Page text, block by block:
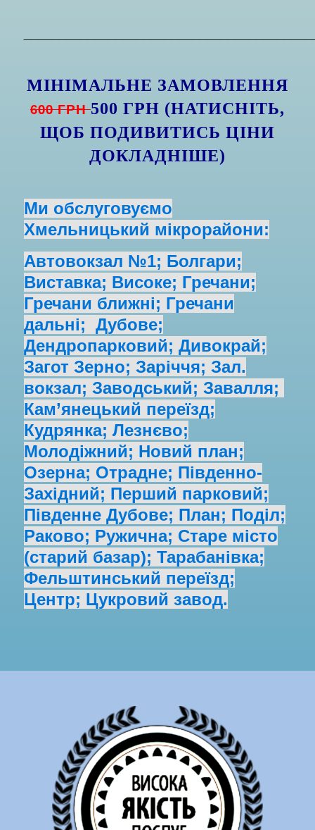
МІНІМАЛЬНЕ ЗАМОВЛЕННЯ
600 ГРН500 ГРН (НАТИСНІТЬ,
ЩОБ ПОДИВИТИСЬ ЦІНИ
ДОКЛАДНІШЕ)
Ми обслуговуємо
Хмельницький мікрорайони:
Автовокзал №1; Болгари;
Виставка; Високе; Гречани;
Гречани ближні; Гречани
дальні; Дубове;
Дендропарковий; Дивокрай;
Загот Зерно; Заріччя; Зал.
вокзал; Заводський; Завалля;
Кам’янецький переїзд;
Кудрянка; Лезнєво;
Молодіжний; Новий план;
Озерна; Отрадне; Південно-
Західний; Перший парковий;
Південне Дубове; План; Поділ;
Раково; Ружична; Старе місто
(старий базар); Тарабанівка;
Фельштинський переїзд;
Центр; Цукровий завод.